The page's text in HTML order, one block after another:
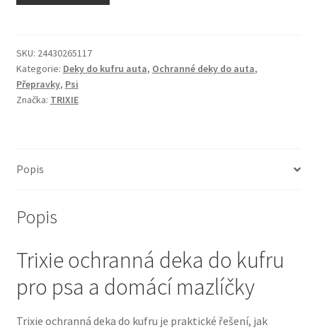
Odpočívadla pro kočky
Pamlsky pro kočky
Royal Canin pro kočky
Vše pro psy — Krmivo, doplňky, vybavení
Boudy a výběhy
SKU: 24430265117
Kategorie: Deky do kufru auta, Ochranné deky do auta,
Přepravky, Psi
Značka: TRIXIE
Popis
Popis
Trixie ochranná deka do kufru
pro psa a domácí mazlíčky
Trixie ochranná deka do kufru je praktické řešení, jak